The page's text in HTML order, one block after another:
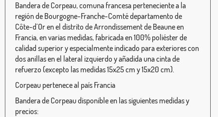
Bandera de Corpeau, comuna francesa perteneciente a la
región de Bourgogne-Franche-Comté departamento de
Côte-d´Or en el distrito de Arrondissement de Beaune en
Francia, en varias medidas, fabricada en 100% poliéster de
calidad superior y especialmente indicado para exteriores con
dos anillas en el lateral izquierdo y añadida una cinta de
refuerzo (excepto las medidas 15x25 cm y 15x20 cm).
Corpeau pertenece al país Francia
Bandera de Corpeau disponible en las siguientes medidas y
precios: